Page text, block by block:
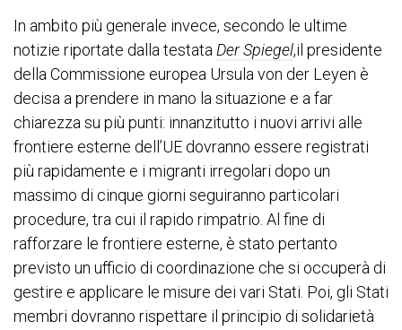
In ambito più generale invece, secondo le ultime
notizie riportate dalla testata Der Spiegel,il presidente
della Commissione europea Ursula von der Leyen è
decisa a prendere in mano la situazione e a far
chiarezza su più punti: innanzitutto i nuovi arrivi alle
frontiere esterne dell’UE dovranno essere registrati
più rapidamente e i migranti irregolari dopo un
massimo di cinque giorni seguiranno particolari
procedure, tra cui il rapido rimpatrio. Al fine di
rafforzare le frontiere esterne, è stato pertanto
previsto un ufficio di coordinazione che si occuperà di
gestire e applicare le misure dei vari Stati. Poi, gli Stati
membri dovranno rispettare il principio di solidarietà